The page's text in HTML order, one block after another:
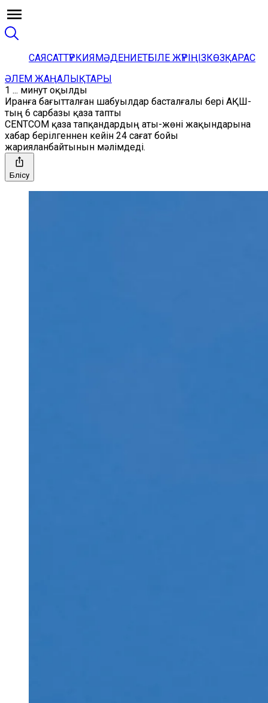
САЯСАТТҮРКИЯМӘДЕНИЕТБІЛЕ ЖҮРІҢІЗКӨЗҚАРАС
ӘЛЕМ ЖАҢАЛЫҚТАРЫ
1 ... минут оқылды
Иранға бағытталған шабуылдар басталғалы бері АҚШ-
тың 6 сарбазы қаза тапты
CENTCOM қаза тапқандардың аты-жөні жақындарына
хабар берілгеннен кейін 24 сағат бойы
жарияланбайтынын мәлімдеді.
Бөлісу